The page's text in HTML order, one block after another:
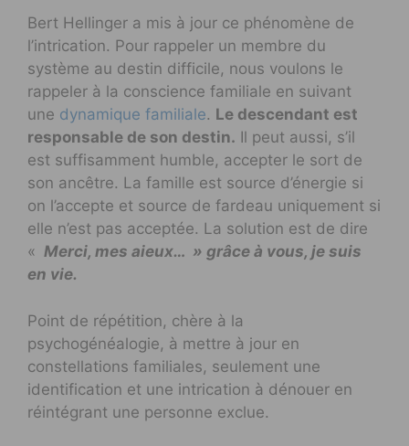
Bert Hellinger a mis à jour ce phénomène de
l’intrication. Pour rappeler un membre du
système au destin difficile, nous voulons le
rappeler à la conscience familiale en suivant
une dynamique familiale. Le descendant est
responsable de son destin. Il peut aussi, s’il
est suffisamment humble, accepter le sort de
son ancêtre. La famille est source d’énergie si
on l’accepte et source de fardeau uniquement si
elle n’est pas acceptée. La solution est de dire
« Merci, mes aieux… » grâce à vous, je suis
en vie.
Point de répétition, chère à la
psychogénéalogie, à mettre à jour en
constellations familiales, seulement une
identification et une intrication à dénouer en
réintégrant une personne exclue.